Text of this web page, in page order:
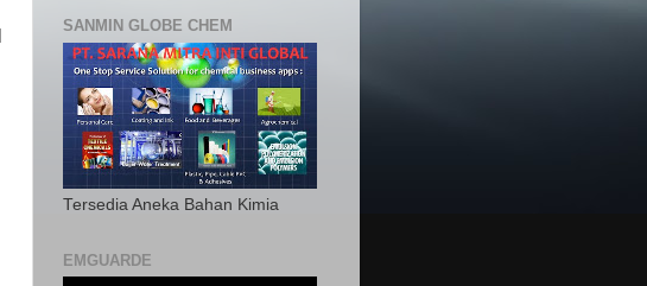
SANMIN GLOBE CHEM
Tersedia Aneka Bahan Kimia
EMGUARDE